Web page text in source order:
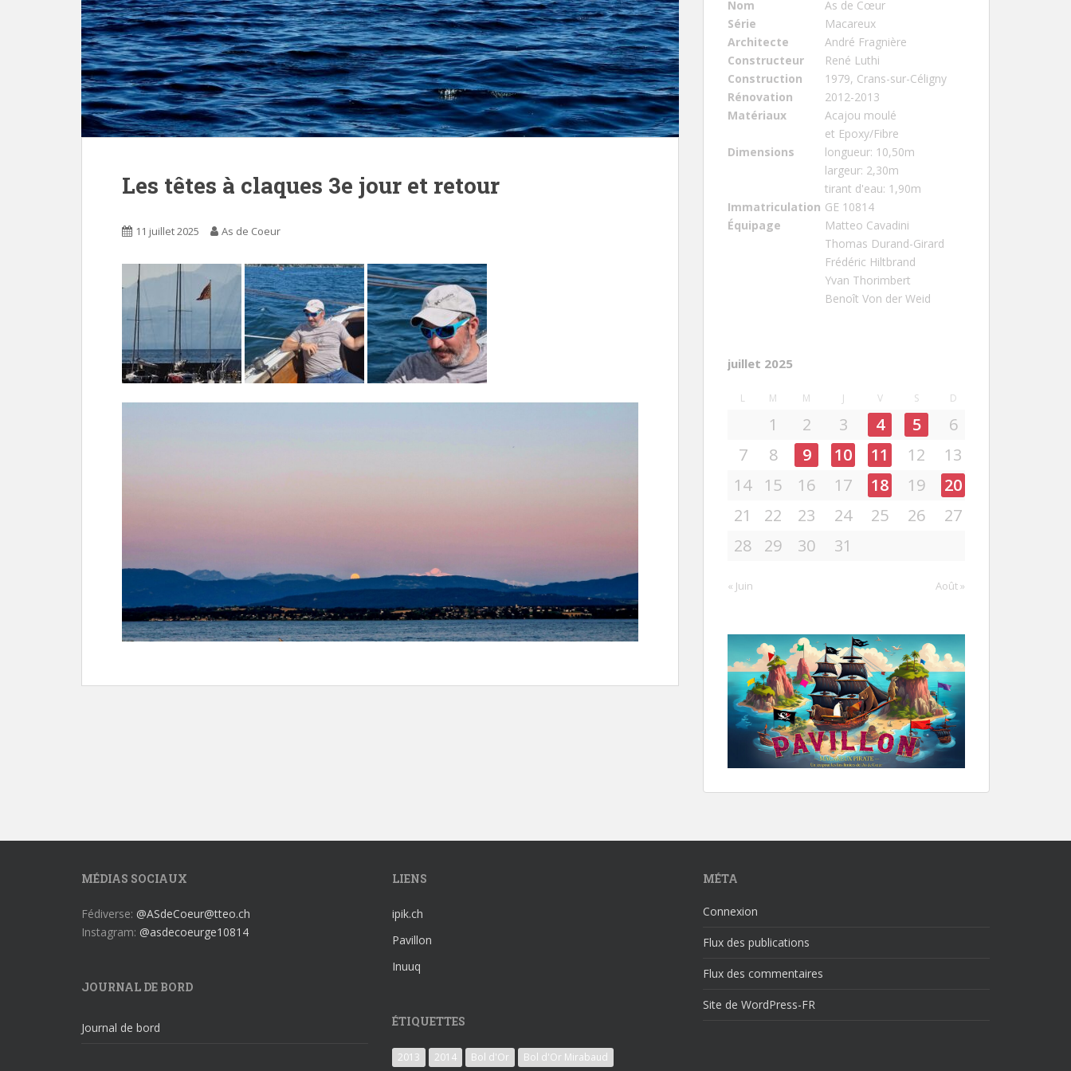
Les têtes à claques 3e jour et retour
11 juillet 2025 As de Coeur
Nom
As de Cœur
Série
Macareux
Architecte
André Fragnière
Constructeur
René Luthi
Construction
1979, Crans-sur-Céligny
Rénovation
2012-2013
Matériaux
Acajou moulé
et Epoxy/Fibre
Dimensions
longueur: 10,50m
largeur: 2,30m
tirant d'eau: 1,90m
Immatriculation GE 10814
Équipage
Matteo Cavadini
Thomas Durand-Girard
Frédéric Hiltbrand
Yvan Thorimbert
Benoît Von der Weid
juillet 2025
L M M J V S D
1 2 3 4 5
6
7
8 9 10 11 12
13
14
15 16 17 18 19
20
21
22 23 24 25 26
27
28
29 30 31
« Juin Août »
MÉDIAS SOCIAUX
Fédiverse: @ASdeCoeur@tteo.ch
Instagram: @asdecoeurge10814
JOURNAL DE BORD
Journal de bord
LIENS
ipik.ch
Pavillon
Inuuq
ÉTIQUETTES
2013 2014 Bol d'Or Bol d'Or Mirabaud
MÉTA
Connexion
Flux des publications
Flux des commentaires
Site de WordPress-FR